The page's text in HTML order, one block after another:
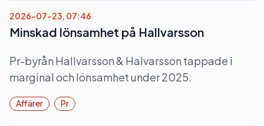
2026-07-23, 07:46
Minskad lönsamhet på Hallvarsson
Pr-byrån Hallvarsson & Halvarsson tappade i
marginal och lönsamhet under 2025.
Affärer Pr